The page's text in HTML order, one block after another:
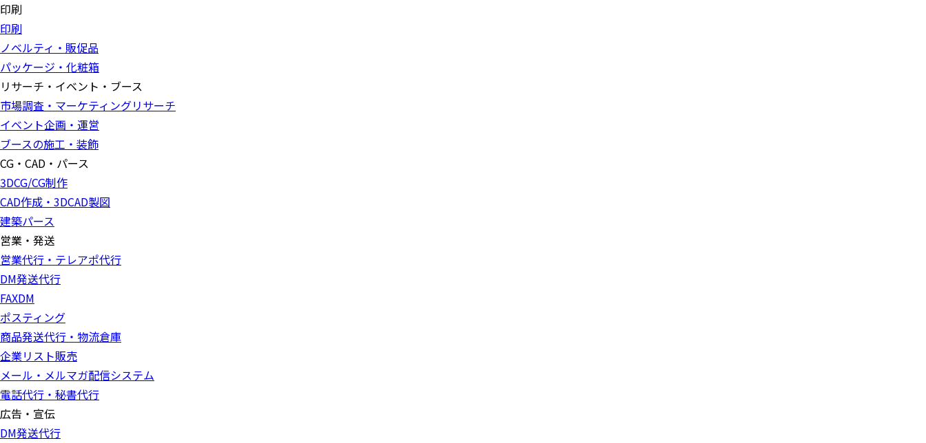
印刷
印刷
ノベルティ・販促品
パッケージ・化粧箱
リサーチ・イベント・ブース
市場調査・マーケティングリサーチ
イベント企画・運営
ブースの施工・装飾
CG・CAD・パース
3DCG/CG制作
CAD作成・3DCAD製図
建築パース
営業・発送
営業代行・テレアポ代行
DM発送代行
FAXDM
ポスティング
商品発送代行・物流倉庫
企業リスト販売
メール・メルマガ配信システム
電話代行・秘書代行
広告・宣伝
DM発送代行